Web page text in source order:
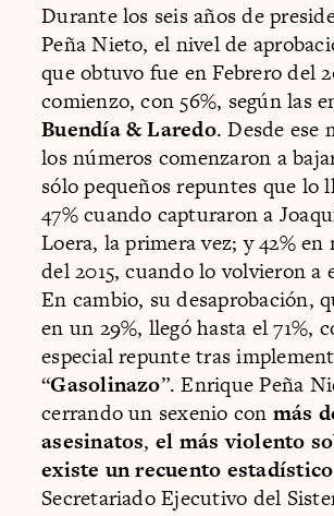
Durante los seis años de
Peña Nieto, el nivel de
que obtuvo fue en Febrero del
comienzo, con 56%, según las
Buendía & Laredo. Desde ese
los números comenzaron a
sólo pequeños repuntes que lo
47% cuando capturaron a
Loera, la primera vez; y 42% en
del 2015, cuando lo volvieron a
En cambio, su desaprobación,
en un 29%, llegó hasta el 71%,
especial repunte tras
“Gasolinazo”. Enrique Peña
cerrando un sexenio con más
asesinatos, el más violento
existe un recuento estadístico
Secretariado Ejecutivo del